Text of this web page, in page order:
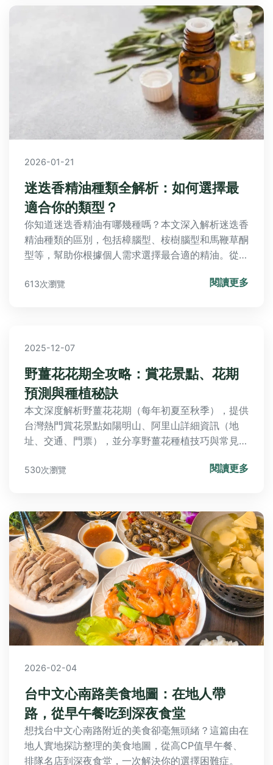
2026-01-21
迷迭香精油種類全解析：如何選擇最
適合你的類型？
你知道迷迭香精油有哪幾種嗎？本文深入解析迷迭香
精油種類的區別，包括樟腦型、桉樹腦型和馬鞭草酮
型等，幫助你根據個人需求選擇最合適的精油。從功
你的精油使用體驗。
613次瀏覽 閱讀更多
2025-12-07
野薑花花期全攻略：賞花景點、花期
預測與種植秘訣
本文深度解析野薑花花期（每年初夏至秋季），提供
台灣熱門賞花景點如陽明山、阿里山詳細資訊（地
址、交通、門票），並分享野薑花種植技巧與常見問
美賞花之旅。
530次瀏覽 閱讀更多
2026-02-04
台中文心南路美食地圖：在地人帶
路，從早午餐吃到深夜食堂
想找台中文心南路附近的美食卻毫無頭緒？這篇由在
地人實地探訪整理的美食地圖，從高CP值早午餐、
排隊名店到深夜食堂，一次解決你的選擇困難症。